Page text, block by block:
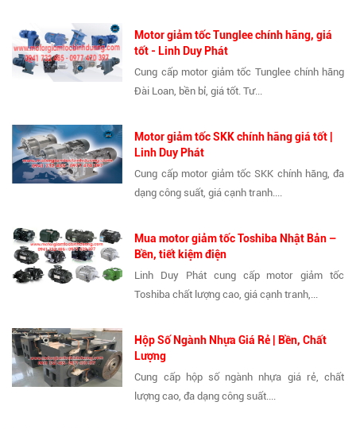
Motor giảm tốc Tunglee chính hãng, giá
tốt - Linh Duy Phát
Cung cấp motor giảm tốc Tunglee chính hãng
Đài Loan, bền bỉ, giá tốt. Tư...
Motor giảm tốc SKK chính hãng giá tốt |
Linh Duy Phát
Cung cấp motor giảm tốc SKK chính hãng, đa
dạng công suất, giá cạnh tranh....
Mua motor giảm tốc Toshiba Nhật Bản –
Bền, tiết kiệm điện
Linh Duy Phát cung cấp motor giảm tốc
Toshiba chất lượng cao, giá cạnh tranh,...
Hộp Số Ngành Nhựa Giá Rẻ | Bền, Chất
Lượng
Cung cấp hộp số ngành nhựa giá rẻ, chất
lượng cao, đa dạng công suất....